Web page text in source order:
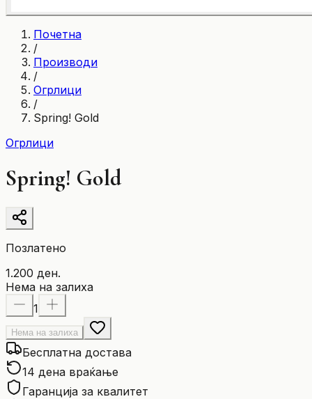
Почетна
/
Производи
/
Огрлици
/
Spring! Gold
Огрлици
Spring! Gold
Позлатено
1.200 ден.
Нема на залиха
1
Нема на залиха
Бесплатна достава
14 дена враќање
Гаранција за квалитет